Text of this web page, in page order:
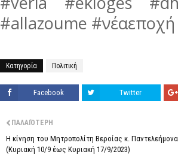
#allazoume
Κατηγορία Πολιτική
Facebook Twitter
ΠΑΛΑΙΌΤΕΡΗ
Η κίνηση του Μητροπολίτη Βεροίας κ. Παντελεήμονα
(Κυριακή 10/9 έως Κυριακή 17/9/2023)